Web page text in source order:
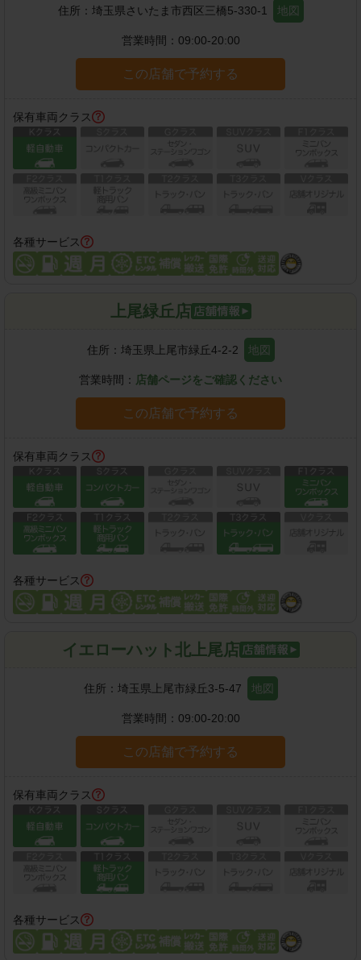
住所： 埼玉県さいたま市西区三橋5-330-1 地図
営業時間： 09:00-20:00
この店舗で予約する
保有車両クラス
各種サービス
上尾緑丘店
住所： 埼玉県上尾市緑丘4-2-2 地図
営業時間： 店舗ページをご確認ください
この店舗で予約する
保有車両クラス
各種サービス
イエローハット北上尾店
住所： 埼玉県上尾市緑丘3-5-47 地図
営業時間： 09:00-20:00
この店舗で予約する
保有車両クラス
各種サービス